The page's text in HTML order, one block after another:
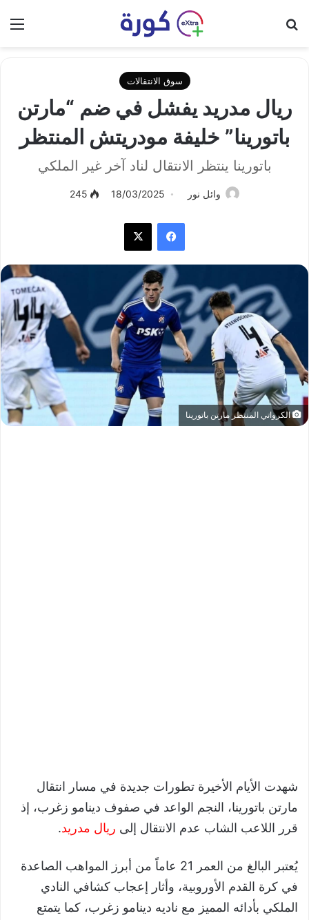
سوق الانتقالات
ريال مدريد يفشل في ضم “مارتن
باتورينا” خليفة مودريتش المنتظر
باتورينا ينتظر الانتقال لناد آخر غير الملكي
وائل نور 18/03/2025
245
فيسبوك
الكرواتي المنتظر مارتن باتورينا
شهدت الأيام الأخيرة تطورات جديدة في مسار انتقال
مارتن باتورينا، النجم الواعد في صفوف دينامو زغرب، إذ
قرر اللاعب الشاب عدم الانتقال إلى ريال مدريد.
يُعتبر البالغ من العمر 21 عاماً من أبرز المواهب الصاعدة
في كرة القدم الأوروبية، وأثار إعجاب كشافي النادي
الملكي بأدائه المميز مع ناديه دينامو زغرب، كما يتمتع